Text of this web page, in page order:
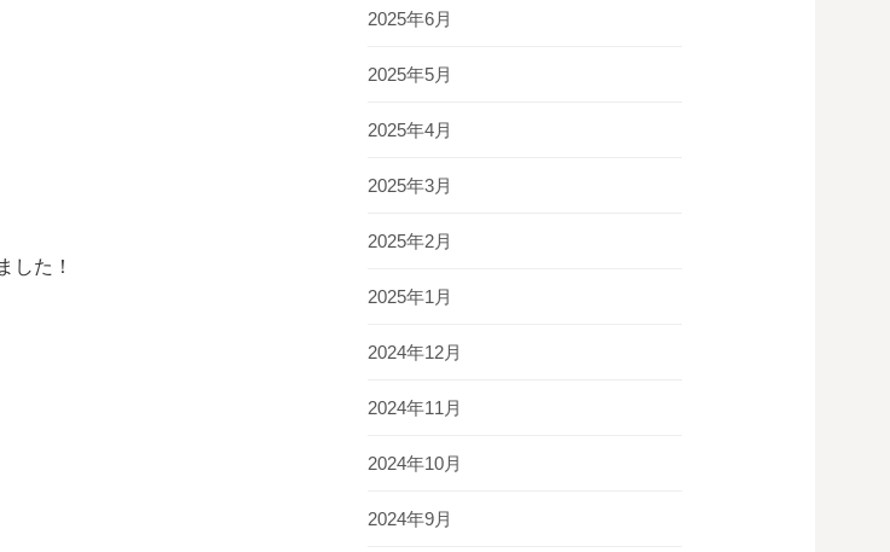
した！
2025年6月
2025年5月
2025年4月
2025年3月
2025年2月
2025年1月
2024年12月
2024年11月
2024年10月
2024年9月